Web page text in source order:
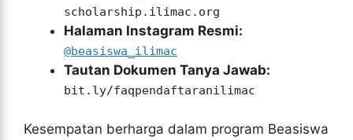
scholarship.ilimac.org
Halaman Instagram Resmi:
@beasiswa_ilimac
Tautan Dokumen Tanya Jawab:
bit.ly/faqpendaftaranilimac
Kesempatan berharga dalam program Beasiswa